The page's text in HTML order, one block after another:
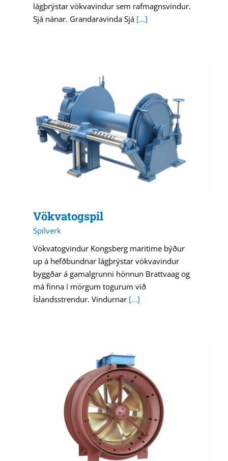
lágþrýstar vökvavindur sem rafmagnsvindur.
Sjá nánar. Grandaravinda Sjá [...]
Vökvatogspil
Spilverk
Vökvatogvindur Kongsberg maritime býður
up á hefðbundnar lágþrýstar vökvavindur
byggðar á gamalgrunni hönnun Brattvaag og
má finna í mörgum togurum við
Íslandsstrendur. Vindurnar [...]